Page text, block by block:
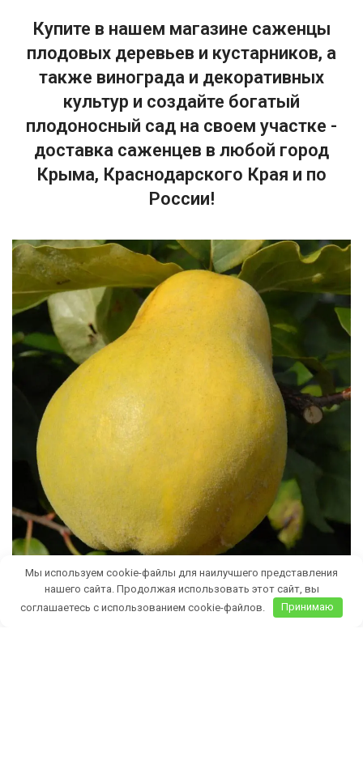
Купите в нашем магазине саженцы
плодовых деревьев и кустарников, а
также винограда и декоративных
культур и создайте богатый
плодоносный сад на своем участке -
доставка саженцев в любой город
Крыма, Краснодарского Края и по
России!
Бесплатная доставка саженцев
Мы используем cookie-файлы для наилучшего представления
нашего сайта. Продолжая использовать этот сайт, вы
соглашаетесь с использованием cookie-файлов.
Принимаю